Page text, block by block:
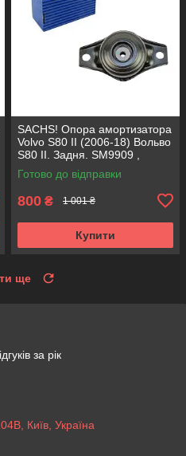
SACHS! Опора амортизатора
Volvo S80 II (2006-18) Вольво
S80 II. Задня. SM9909 ,
802416 , KB952.10 ,
VKDA40436
Готово до відправки
800 ₴ 1 001 ₴
Купити
ще
за рік
Київ, Україна